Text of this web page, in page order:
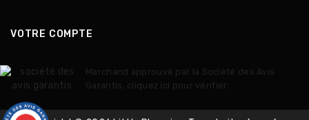
VOTRE COMPTE
Marchand approuvé par la Société des Avis
Garantis, cliquez ici pour vérifier.